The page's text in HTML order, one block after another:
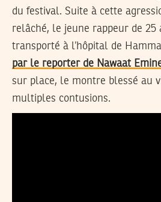
du festival. Suite à cette
relâché, le jeune rappeur de 25
transporté à l’hôpital de
par le reporter de Nawaat
sur place, le montre blessé au
multiples contusions.